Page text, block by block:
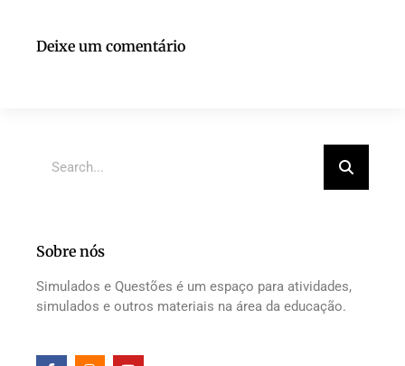
Deixe um comentário
Sobre nós
Simulados e Questões é um espaço para atividades,
simulados e outros materiais na área da educação.